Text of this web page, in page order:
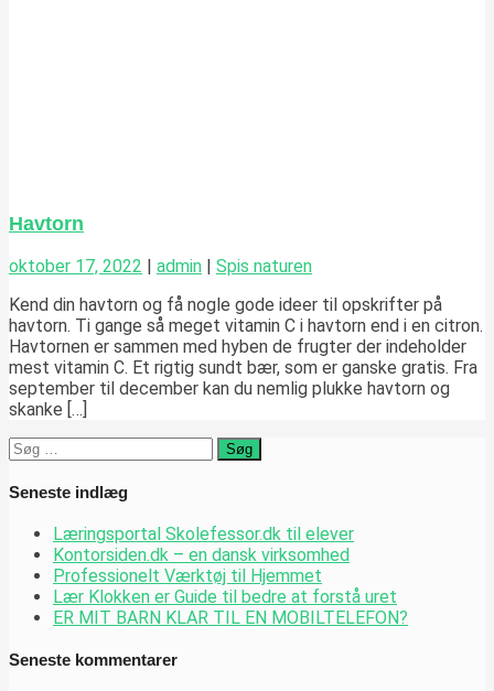
Havtorn
oktober 17, 2022 | admin | Spis naturen
Kend din havtorn og få nogle gode ideer til opskrifter på
havtorn. Ti gange så meget vitamin C i havtorn end i en citron.
Havtornen er sammen med hyben de frugter der indeholder
mest vitamin C. Et rigtig sundt bær, som er ganske gratis. Fra
september til december kan du nemlig plukke havtorn og
skanke […]
Søg
efter:
Seneste indlæg
Læringsportal Skolefessor.dk til elever
Kontorsiden.dk – en dansk virksomhed
Professionelt Værktøj til Hjemmet
Lær Klokken er Guide til bedre at forstå uret
ER MIT BARN KLAR TIL EN MOBILTELEFON?
Seneste kommentarer